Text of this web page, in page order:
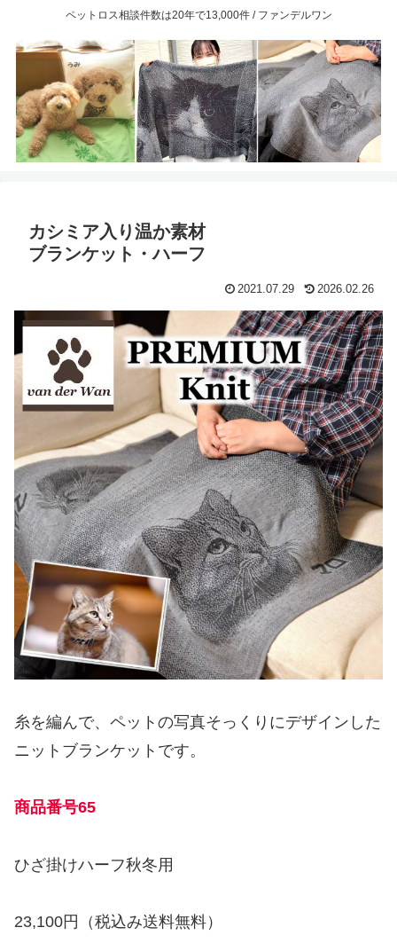
ペットロス相談件数は20年で13,000件 / ファンデルワン
カシミア入り温か素材
ブランケット・ハーフ
2021.07.29 2026.02.26
糸を編んで、ペットの写真そっくりにデザインした
ニットブランケットです。
商品番号65
ひざ掛けハーフ秋冬用
23,100円（税込み送料無料）